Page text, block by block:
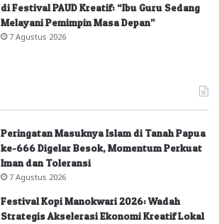
di Festival PAUD Kreatif: “Ibu Guru Sedang
Melayani Pemimpin Masa Depan”
7 Agustus 2026
Peringatan Masuknya Islam di Tanah Papua
ke-666 Digelar Besok, Momentum Perkuat
Iman dan Toleransi
7 Agustus 2026
Festival Kopi Manokwari 2026: Wadah
Strategis Akselerasi Ekonomi Kreatif Lokal